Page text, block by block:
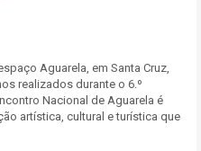
Aguarela, em Santa Cruz,
realizados durante o 6.º
Nacional de Aguarela é
artística, cultural e turística que